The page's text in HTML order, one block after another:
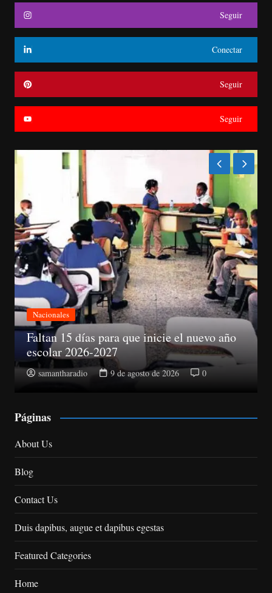
Seguir
Conectar
Seguir
Seguir
Nacionales
Faltan 15 días para que inicie el nuevo año
escolar 2026-2027
samantharadio 9 de agosto de 2026 0
Páginas
About Us
Blog
Contact Us
Duis dapibus, augue et dapibus egestas
Featured Categories
Home